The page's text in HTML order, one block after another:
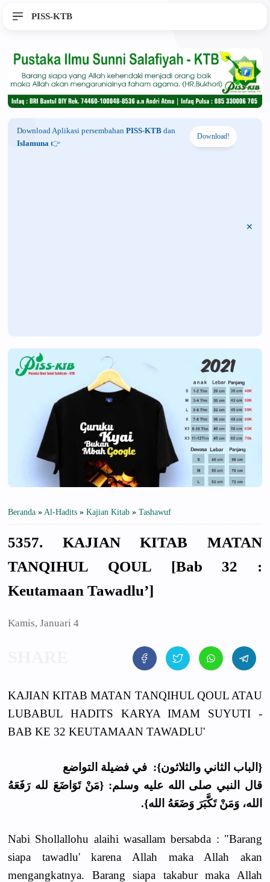
PISS-KTB
Download Aplikasi persembahan PISS-KTB dan
Islamuna 👉
Download!
Beranda » Al-Hadits » Kajian Kitab » Tashawuf
5357. KAJIAN KITAB MATAN
TANQIHUL QOUL [Bab 32 :
Keutamaan Tawadlu’]
Kamis, Januari 4
KAJIAN KITAB MATAN TANQIHUL QOUL ATAU
LUBABUL HADITS KARYA IMAM SUYUTI -
BAB KE 32 KEUTAMAAN TAWADLU'
{الباب الثاني والثلاثون}: في فضيلة التواضع
قال النبي صلى الله عليه وسلم: {مَنْ تَوَاضَعَ لله رَفَعَهُ
الله، وَمَنْ تَكَّبَرَ وَضَعَهُ الله}.
Nabi Shollallohu alaihi wasallam bersabda : "Barang
siapa tawadlu' karena Allah maka Allah akan
mengangkatnya. Barang siapa takabur maka Allah